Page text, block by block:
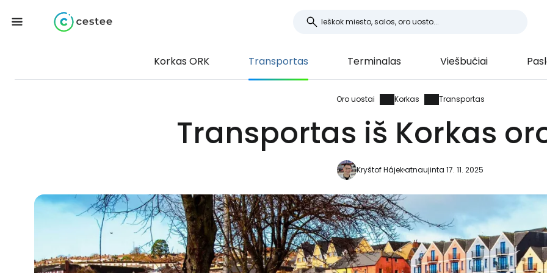
Korkas ORK Transportas Terminalas Viešbučiai
Oro uostai Korkas Transportas
Transportas iš Korkas
Kryštof Hájekatnaujinta 17. 11. 2025